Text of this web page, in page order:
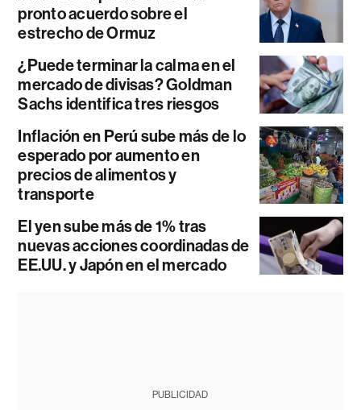
pronto acuerdo sobre el
estrecho de Ormuz
¿Puede terminar la calma en el
mercado de divisas? Goldman
Sachs identifica tres riesgos
Inflación en Perú sube más de lo
esperado por aumento en
precios de alimentos y
transporte
El yen sube más de 1% tras
nuevas acciones coordinadas de
EE.UU. y Japón en el mercado
PUBLICIDAD